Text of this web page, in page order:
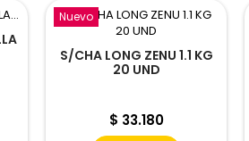
Nuevo
S/CHA LONG ZENU 1.1 KG
20 UND
Precio
$ 33.180